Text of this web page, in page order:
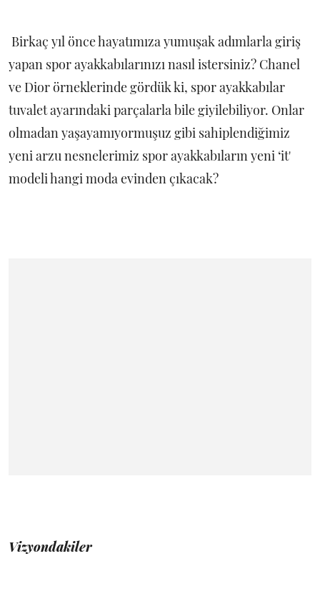
Birkaç yıl önce hayatımıza yumuşak adımlarla giriş
yapan spor ayakkabılarınızı nasıl istersiniz? Chanel
ve Dior örneklerinde gördük ki, spor ayakkabılar
tuvalet ayarındaki parçalarla bile giyilebiliyor. Onlar
olmadan yaşayamıyormuşuz gibi sahiplendiğimiz
yeni arzu nesnelerimiz spor ayakkabıların yeni ‘it'
modeli hangi moda evinden çıkacak?
Vizyondakiler